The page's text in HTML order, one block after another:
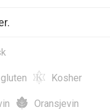
Kosher
Oransjevin